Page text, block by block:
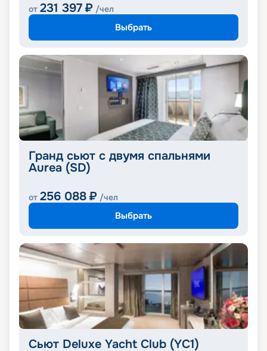
от 231 397 ₽ /чел
Выбрать
Гранд сьют с двумя спальнями
Aurea (SD)
от 256 088 ₽ /чел
Выбрать
Сьют Deluxe Yacht Club (YC1)